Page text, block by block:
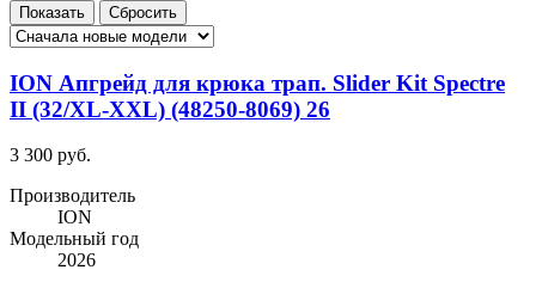
ION Апгрейд для крюка трап. Slider Kit Spectre
II (32/XL-XXL) (48250-8069) 26
3 300 руб.
Производитель
ION
Модельный год
2026